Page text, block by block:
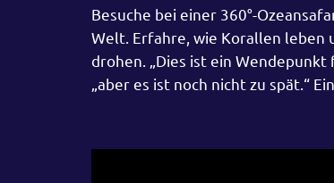
Besuche bei einer 360°-
Welt. Erfahre, wie Korallen leben
drohen. „Dies ist ein
„aber es ist noch nicht zu spät.“